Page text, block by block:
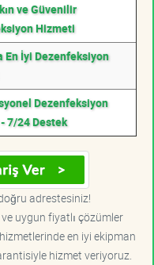
ve Güvenilir
Hizmeti
En İyi Dezenfeksiyon
Dezenfeksiyon
7/24 Destek
adrestesiniz!
uygun fiyatlı çözümler
en iyi ekipman
hizmet veriyoruz.